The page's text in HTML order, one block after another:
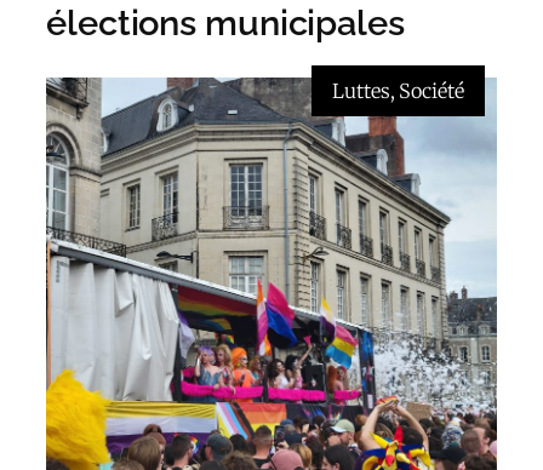
élections municipales
Luttes, Société